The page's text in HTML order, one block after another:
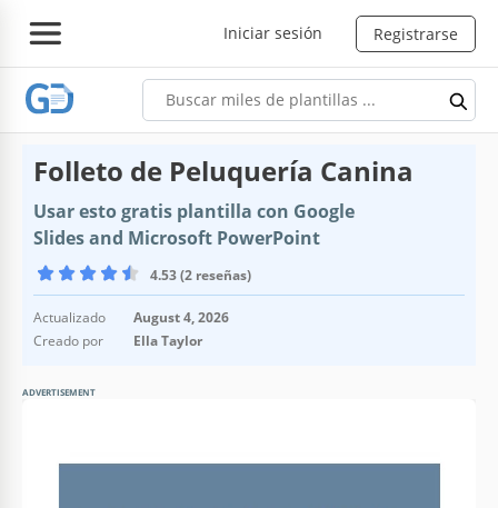
Iniciar sesión Registrarse
Folleto de Peluquería Canina
Usar esto gratis plantilla con Google
Slides and Microsoft PowerPoint
4.53 (2 reseñas)
Actualizado
August 4, 2026
Creado por
Ella Taylor
ADVERTISEMENT